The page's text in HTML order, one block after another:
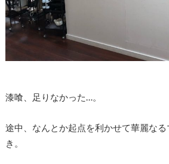
漆喰、足りなかった…。
途中、なんとか起点を利かせて華麗な
き。